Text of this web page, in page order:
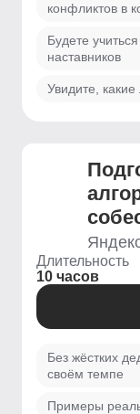
конфликтов в
Будете
наставников
Увидите, какие
Длительность
10 часов
Без жёстких
своём темпе
Примеры